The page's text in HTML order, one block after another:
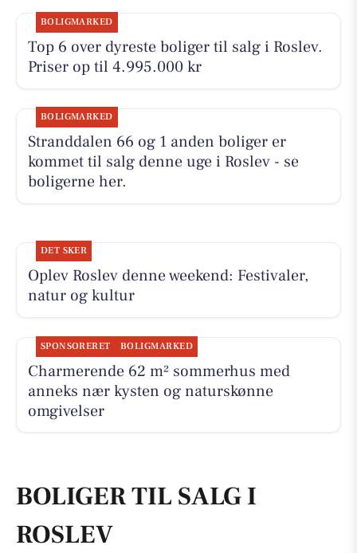
BOLIGMARKED
Top 6 over dyreste boliger til salg i Roslev.
Priser op til 4.995.000 kr
BOLIGMARKED
Stranddalen 66 og 1 anden boliger er
kommet til salg denne uge i Roslev - se
boligerne her.
DET SKER
Oplev Roslev denne weekend: Festivaler,
natur og kultur
SPONSORERET BOLIGMARKED
Charmerende 62 m² sommerhus med
anneks nær kysten og naturskønne
omgivelser
BOLIGER TIL SALG I
ROSLEV